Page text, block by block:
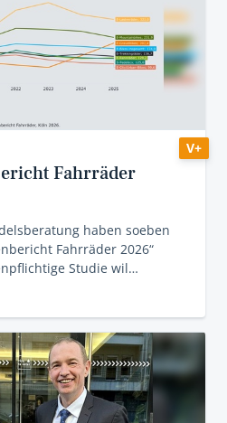
V+
Fahrräder
haben soeben
Fahrräder 2026“
Studie wil…